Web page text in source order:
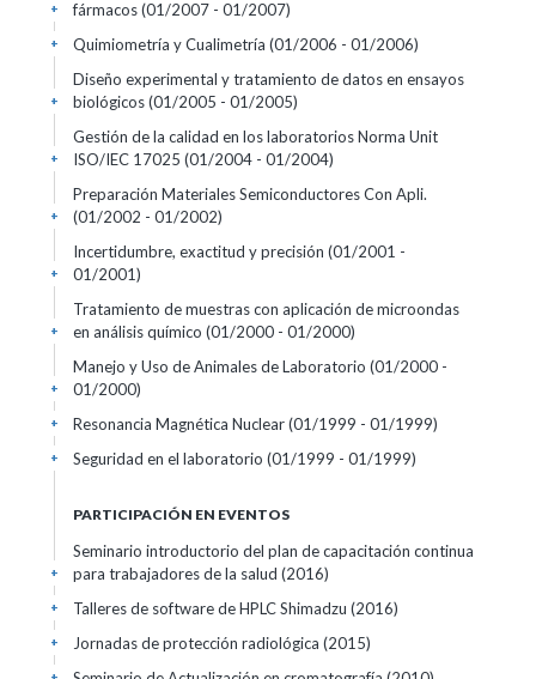
fármacos(01/2007 - 01/2007)
+
Quimiometría y Cualimetría (01/2006 - 01/2006)
+
Diseño experimental y tratamiento de datos en ensayos
biológicos(01/2005 - 01/2005)
+
Gestión de la calidad en los laboratorios Norma Unit
ISO/IEC 17025 (01/2004 - 01/2004)
+
Preparación Materiales Semiconductores Con Apli.
(01/2002 - 01/2002)
+
Incertidumbre, exactitud y precisión (01/2001 -
01/2001)
+
Tratamiento de muestras con aplicación de microondas
en análisis químico (01/2000 - 01/2000)
+
Manejo y Uso de Animales de Laboratorio (01/2000 -
01/2000)
+
Resonancia Magnética Nuclear(01/1999 - 01/1999)
+
Seguridad en el laboratorio (01/1999 - 01/1999)
+
PARTICIPACIÓN EN EVENTOS
Seminario introductorio del plan de capacitación continua
para trabajadores de la salud (2016)
+
Talleres de software de HPLC Shimadzu (2016)
+
Jornadas de protección radiológica (2015)
+